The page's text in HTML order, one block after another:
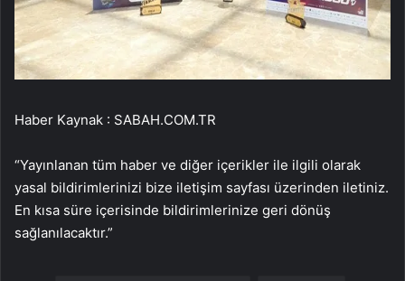
Haber Kaynak : SABAH.COM.TR
“Yayınlanan tüm haber ve diğer içerikler ile ilgili olarak
yasal bildirimlerinizi bize iletişim sayfası üzerinden iletiniz.
En kısa süre içerisinde bildirimlerinize geri dönüş
sağlanılacaktır.”